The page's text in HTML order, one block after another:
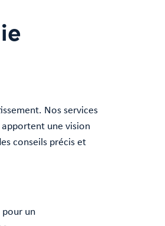
Nos services
une vision
conseils précis et
un